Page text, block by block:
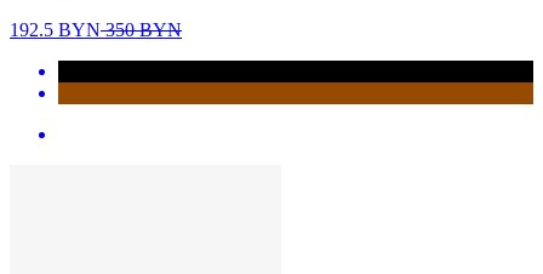
192.5 BYN350BYN